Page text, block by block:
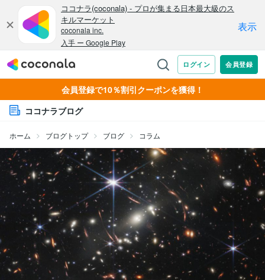
会員登録で10％割引クーポンを獲得！
ココナラブログ
ホーム ブログトップ ブログ コラム